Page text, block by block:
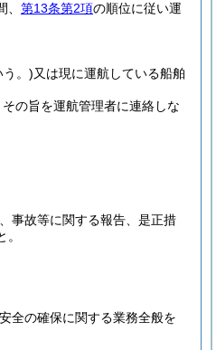
第13条第2項の順位に従い運
う。)又は現に運航している船舶
の旨を運航管理者に連絡しな
事故等に関する報告、是正措
全の確保に関する業務全般を